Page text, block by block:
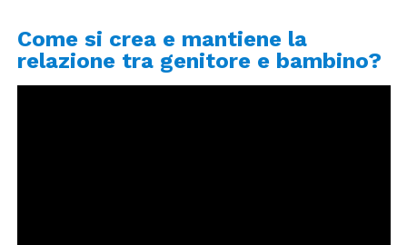
Come si crea e mantiene la
relazione tra genitore e bambino?